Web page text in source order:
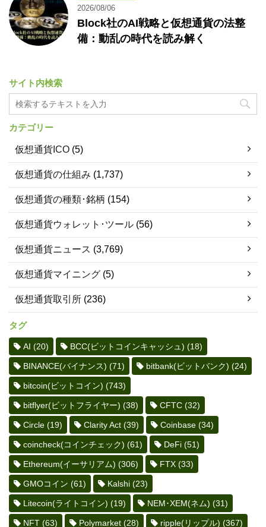
2026/08/06
Block社のAI戦略と仮想通貨の法整
備：動乱の時代を読み解く
サイト内検索
カテゴリー
仮想通貨ICO (5)
仮想通貨の仕組み (1,737)
仮想通貨の種類･銘柄 (154)
仮想通貨ウォレット･ツール (56)
仮想通貨ニュース (3,769)
仮想通貨マイニング (5)
仮想通貨取引所 (236)
タグ
AI (20) BCC(ビットコインキャッシュ) (18)
BINANCE(バイナンス) (71) bitbank(ビットバンク) (24)
bitcoin(ビットコイン) (743)
bitflyer(ビットフライヤー) (38) CFTC (32)
Circle (19) Clarity Act (39) Coinbase (34)
coincheck(コインチェック) (61) DeFi (51)
Ethereum(イーサリアム) (306) FTX (33)
GMOコイン (61) Kalshi (23)
Litecoin(ライトコイン) (19) NEM･XEM(ネム) (31)
NFT (63) Polymarket (28) ripple(リップル) (367)